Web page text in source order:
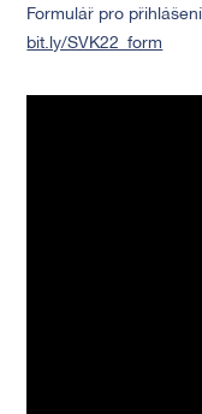
Formulář pro
bit.ly/SVK22_form